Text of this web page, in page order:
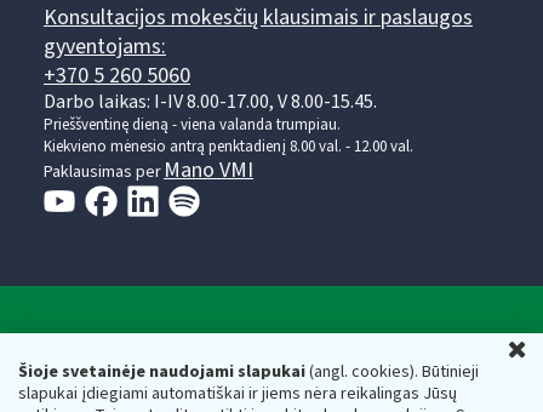
Šioje svetainėje naudojami slapukai(angl. cookies). Būtinieji
slapukai įdiegiami automatiškai ir jiems nėra reikalingas Jūsų
Konsultacijos mokesčių klausimais ir paslaugos
gyventojams:
+370 5 260 5060
Darbo laikas: I-IV 8.00-17.00, V 8.00-15.45.
Prieššventinę dieną - viena valanda trumpiau.
Kiekvieno mėnesio antrą penktadienį 8.00 val. - 12.00 val.
Paklausimas per Mano VMI
Respublikos finansų ministerijos